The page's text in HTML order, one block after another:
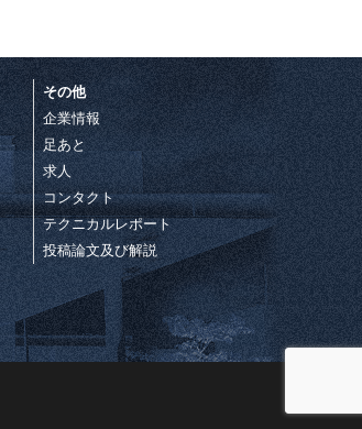
その他
企業情報
足あと
求人
コンタクト
テクニカルレポート
投稿論文及び解説